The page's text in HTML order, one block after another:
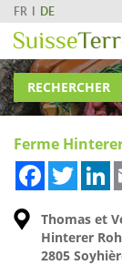
FR DE
RECHERCHER
Ferme
FacebookTwitter
Thomas et
Hinterer
2805